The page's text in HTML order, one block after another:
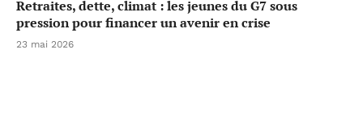
Retraites, dette, climat : les jeunes du G7 sous
pression pour financer un avenir en crise
23 mai 2026